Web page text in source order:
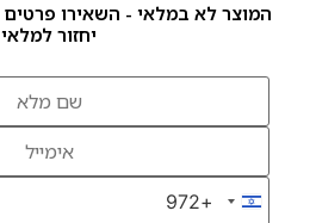
המוצר לא במלאי - השאירו פרטים
יחזור למלאי
Israel +972
+972